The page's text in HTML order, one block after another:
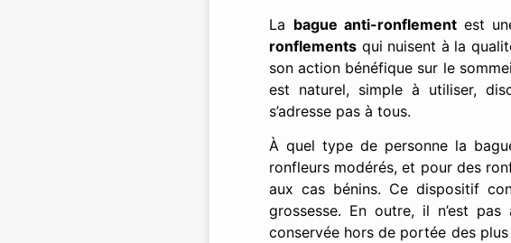
La bague anti-ronflement est
ronflements qui nuisent à la
son action bénéfique sur le
est naturel, simple à utiliser,
s’adresse pas à tous.
À quel type de personne la
ronfleurs modérés, et pour des
aux cas bénins. Ce dispositif
grossesse. En outre, il n’est
conservée hors de portée des